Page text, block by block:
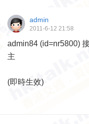
admin
2011-6-12 21:58
admin84 (id=nr5800)
主
(即時生效)